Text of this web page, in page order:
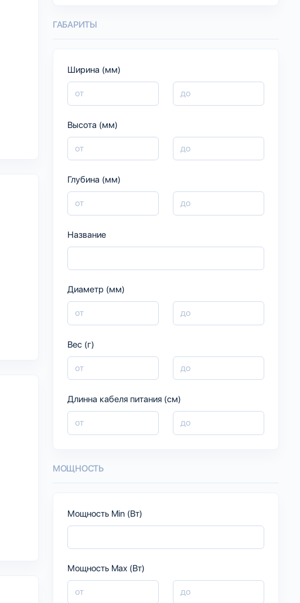
ГАБАРИТЫ
Ширина (мм)
Высота (мм)
Глубина (мм)
Название
Диаметр (мм)
Вес (г)
Длинна кабеля питания (см)
МОЩНОСТЬ
Мощность Min (Вт)
Мощность Max (Вт)